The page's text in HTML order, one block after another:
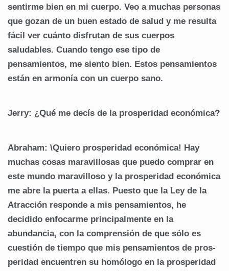
sentirme bien en mi cuerpo. Veo a muchas personas
que gozan de un buen estado de salud y me resulta
fácil ver cuánto disfrutan de sus cuerpos
saludables. Cuando tengo ese tipo de
pensamientos, me siento bien. Estos pensamientos
están en armonía con un cuerpo sano.
Jerry: ¿Qué me decís de la prosperidad económica?
Abraham: \Quiero prosperidad económica! Hay
muchas cosas maravillosas que puedo comprar en
este mundo maravilloso y la prosperidad económica
me abre la puerta a ellas. Puesto que la Ley de la
Atracción responde a mis pensamientos, he
decidido enfocarme principalmente en la
abundancia, con la comprensión de que sólo es
cuestión de tiempo que mis pensamientos de pros-
peridad encuentren su homólogo en la prosperidad